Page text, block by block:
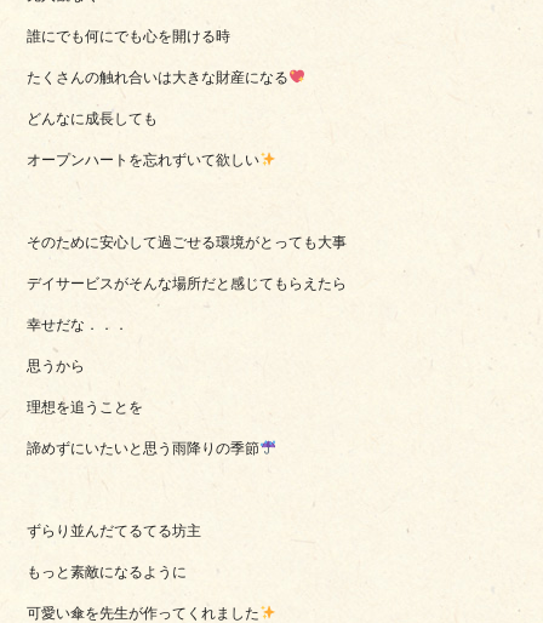
誰にでも何にでも心を開ける時
たくさんの触れ合いは大きな財産になる
どんなに成長しても
オープンハートを忘れずいて欲しい
そのために安心して過ごせる環境がとっても大事
デイサービスがそんな場所だと感じてもらえたら
幸せだな．．．
思うから
理想を追うことを
諦めずにいたいと思う雨降りの季節
ずらり並んだてるてる坊主
もっと素敵になるように
可愛い傘を先生が作ってくれました